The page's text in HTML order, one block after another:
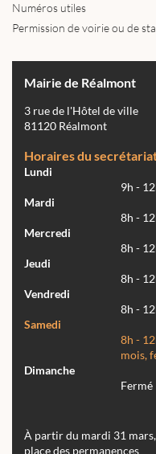
Numéros utiles
Permission de voirie ou de
Mairie de Réalmont
3 rue de l'Hôtel de ville
81120 Réalmont
Horaires du
Lundi
9h -
Mardi
8h -
Mercredi
8h -
Jeudi
8h -
Vendredi
8h -
Samedi
8h -
mois,
Dimanche
Fermé
À partir du mardi 31
place des permanences